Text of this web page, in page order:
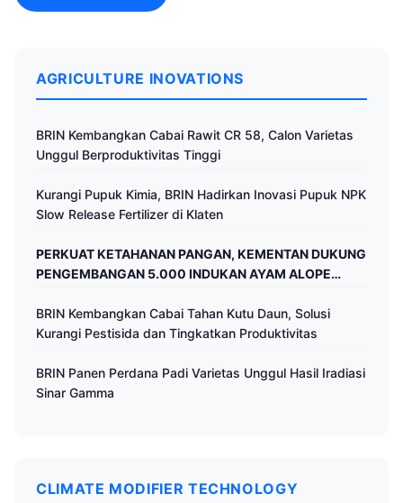
AGRICULTURE INOVATIONS
BRIN Kembangkan Cabai Rawit CR 58, Calon Varietas
Unggul Berproduktivitas Tinggi
Kurangi Pupuk Kimia, BRIN Hadirkan Inovasi Pupuk NPK
Slow Release Fertilizer di Klaten
PERKUAT KETAHANAN PANGAN, KEMENTAN DUKUNG
PENGEMBANGAN 5.000 INDUKAN AYAM ALOPE
BRIN Kembangkan Cabai Tahan Kutu Daun, Solusi
Kurangi Pestisida dan Tingkatkan Produktivitas
BRIN Panen Perdana Padi Varietas Unggul Hasil Iradiasi
Sinar Gamma
CLIMATE MODIFIER TECHNOLOGY